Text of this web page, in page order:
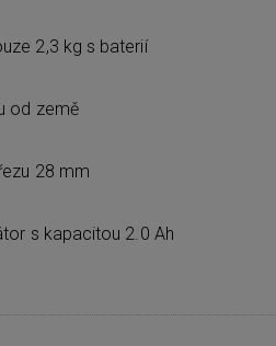
2,3 kg s baterií
od země
28 mm
s kapacitou 2.0 Ah